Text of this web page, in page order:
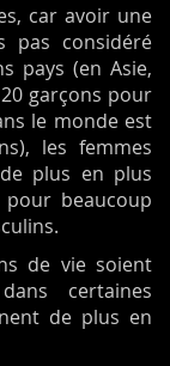
car avoir une
pas considéré
pays (en Asie,
garçons pour
le monde est
les femmes
plus en plus
beaucoup
de vie soient
certaines
de plus en